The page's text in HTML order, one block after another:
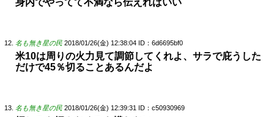
身内でやってて不満なら伝えればいい
名も無き星の民 2018/01/26(金) 12:38:04 ID：6d6695bf0
米10は周りの火力見て調節してくれよ、サラで庇うした
だけで45％切ることあるんだよ
名も無き星の民 2018/01/26(金) 12:39:31 ID：c50930969